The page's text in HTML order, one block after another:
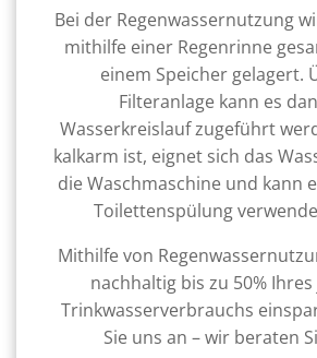
Bei der Regenwassernutzung
mithilfe einer Regenrinne
einem Speicher gelagert.
Filteranlage kann es
Wasserkreislauf zugeführt
kalkarm ist, eignet sich das
die Waschmaschine und kann
Toilettenspülung
Mithilfe von
nachhaltig bis zu 50%
Trinkwasserverbrauchs
Sie uns an – wir beraten